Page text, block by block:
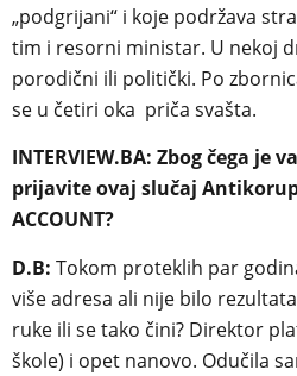
„podgrijani“ i koje podržava
tim i resorni ministar. U nekoj
porodični ili politički. Po
se u četiri oka priča svašta.
INTERVIEW.BA: Zbog čega je
prijavite ovaj slučaj
ACCOUNT?
D.B: Tokom proteklih par
više adresa ali nije bilo
ruke ili se tako čini? Direktor
škole) i opet nanovo. Odučila